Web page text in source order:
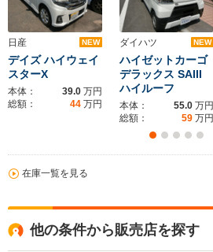
日産 NEW
デイズ ハイウェイ
スターX
本体： 39.0 万円
総額：
44 万円
ダイハツ NEW
ハイゼットカーゴ
デラックス SAIII
ハイルーフ
本体： 55.0 万円
総額：
59 万円
在庫一覧を見る
他の条件から販売店を探す